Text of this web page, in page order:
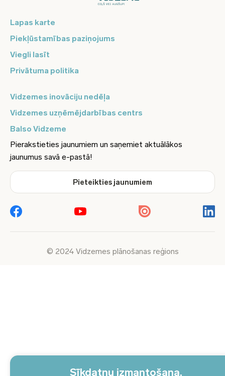
Sīkdatņu izmantošana.
Lapas karte
Piekļūstamības paziņojums
Viegli lasīt
Privātuma politika
Vidzemes inovāciju nedēļa
Vidzemes uzņēmējdarbības centrs
Balso Vidzeme
Pierakstieties jaunumiem un saņemiet aktuālākos
jaunumus savā e-pastā!
Pieteikties jaunumiem
© 2024 Vidzemes plānošanas reģions